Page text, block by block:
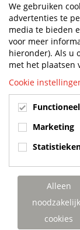
DE
een
We gebruiken
advertenties te
media te bieden
voor meer
hieronder). Als u
met het plaatsen
Cookie
Marketing
Alleen
cookies